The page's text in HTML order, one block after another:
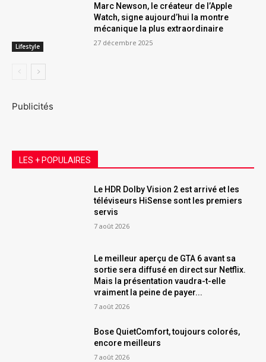
Lifestyle
Marc Newson, le créateur de l’Apple
Watch, signe aujourd’hui la montre
mécanique la plus extraordinaire
27 décembre 2025
Publicités
LES + POPULAIRES
Le HDR Dolby Vision 2 est arrivé et les
téléviseurs HiSense sont les premiers
servis
7 août 2026
Le meilleur aperçu de GTA 6 avant sa
sortie sera diffusé en direct sur Netflix.
Mais la présentation vaudra-t-elle
vraiment la peine de payer...
7 août 2026
Bose QuietComfort, toujours colorés,
encore meilleurs
7 août 2026